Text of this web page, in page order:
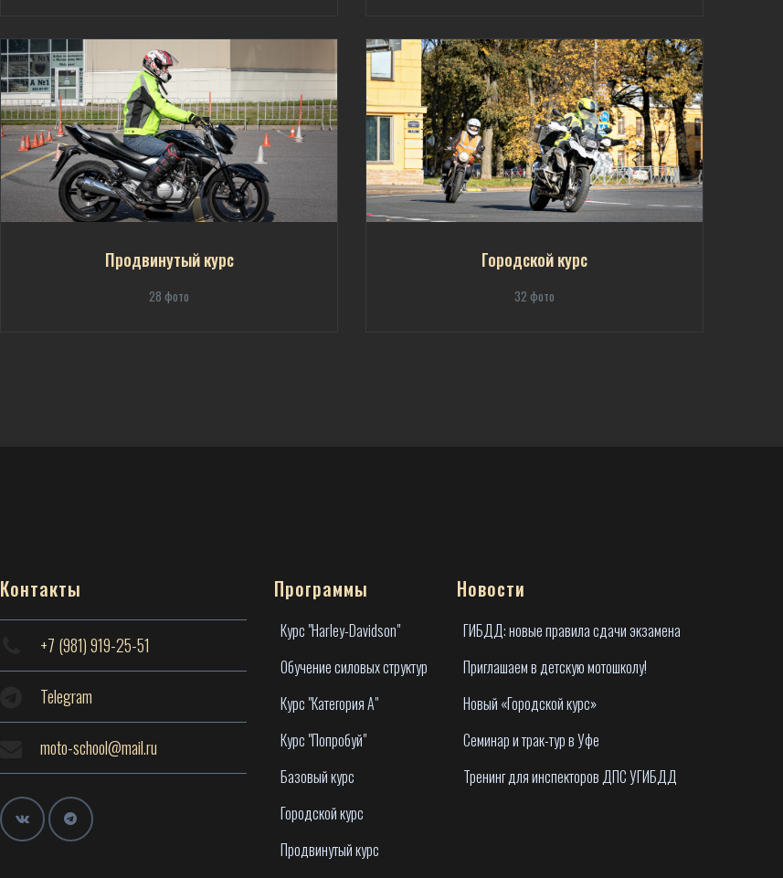
Продвинутый курс
28 фото
Городской курс
32 фото
Контакты
+7 (981) 919-25-51
Telegram
moto-school@mail.ru
Программы
Курс "Harley-Davidson"
Обучение силовых структур
Курс "Категория А"
Курс "Попробуй"
Базовый курс
Городской курс
Продвинутый курс
Новости
ГИБДД: новые правила сдачи экзамена
Приглашаем в детскую мотошколу!
Новый «Городской курс»
Семинар и трак-тур в Уфе
Тренинг для инспекторов ДПС УГИБДД